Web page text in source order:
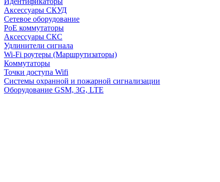
Аксессуары СКУД
Сетевое оборудование
PoE коммутаторы
Аксессуары СКС
Удлинители сигнала
Wi-Fi роутеры (Маршрутизаторы)
Коммутаторы
Точки доступа Wifi
Системы охранной и пожарной сигнализации
Оборудование GSM, 3G, LTE